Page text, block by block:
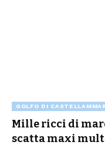
GOLFO DI
Mille ricci di
scatta maxi